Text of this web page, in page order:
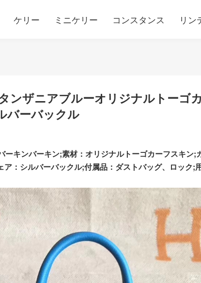
ケリー ミニケリー コンスタンス リン
ンザニアブルーオリジナルトーゴ
バーバックル
ーキンバーキン;素材：オリジナルトーゴカーフスキン;
ア：シルバーバックル;付属品：ダストバッグ、ロック;